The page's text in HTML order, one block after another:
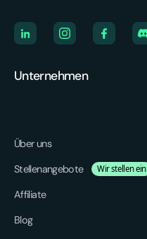
Unternehmen
Über uns
Stellenangebote
Wir stellen ein
Affiliate
Blog